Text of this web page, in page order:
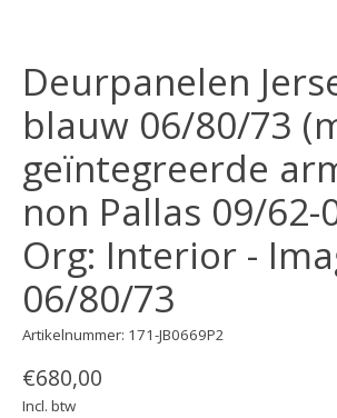
Deurpanelen
blauw 06/80/73
geïntegreerde
non Pallas 09/62-
Org: Interior -
06/80/73
Artikelnummer: 171-JB0669P2
€680,00
Incl. btw